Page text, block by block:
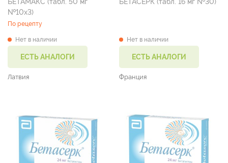
№10х3)
По рецепту
Нет в наличии
ЕСТЬ АНАЛОГИ
Латвия
Нет в наличии
ЕСТЬ АНАЛОГИ
Франция